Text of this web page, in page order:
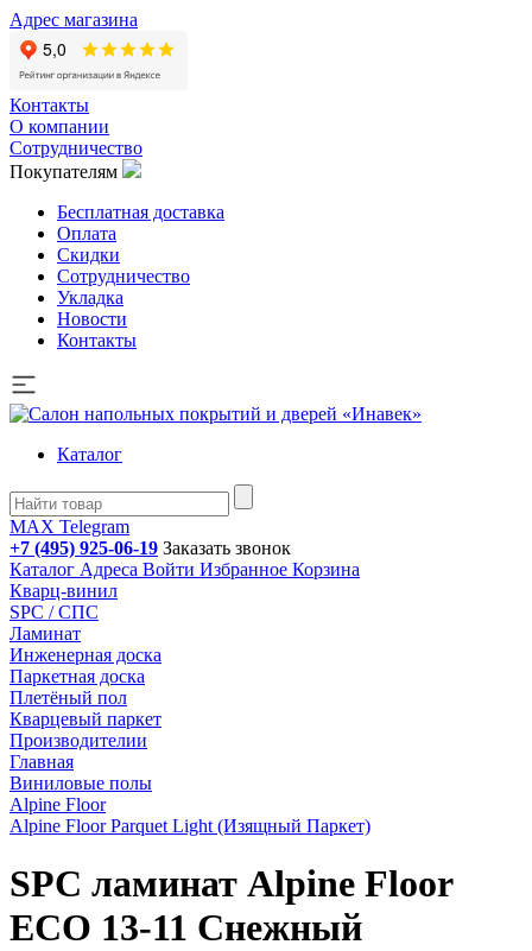
Адрес магазина
Контакты
О компании
Сотрудничество
Покупателям
Бесплатная доставка
Оплата
Скидки
Сотрудничество
Укладка
Новости
Контакты
Каталог
MAX Telegram
+7 (495) 925-06-19 Заказать звонок
Каталог Адреса Войти Избранное Корзина
Кварц-винил
SPC / СПС
Ламинат
Инженерная доска
Паркетная доска
Плетёный пол
Кварцевый паркет
Производителии
Главная
Виниловые полы
Alpine Floor
Alpine Floor Parquet Light (Изящный Паркет)
SPC ламинат Alpine Floor
ECO 13-11 Снежный